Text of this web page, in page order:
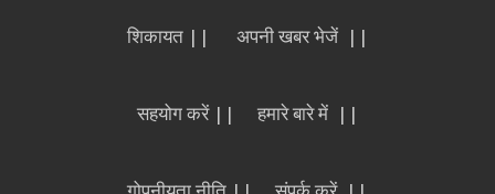
शिकायत || अपनी खबर भेजें ||
सहयोग करें || हमारे बारे में ||